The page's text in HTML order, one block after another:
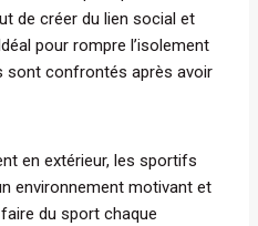
de créer du lien social et
pour rompre l’isolement
sont confrontés après avoir
en extérieur, les sportifs
environnement motivant et
du sport chaque